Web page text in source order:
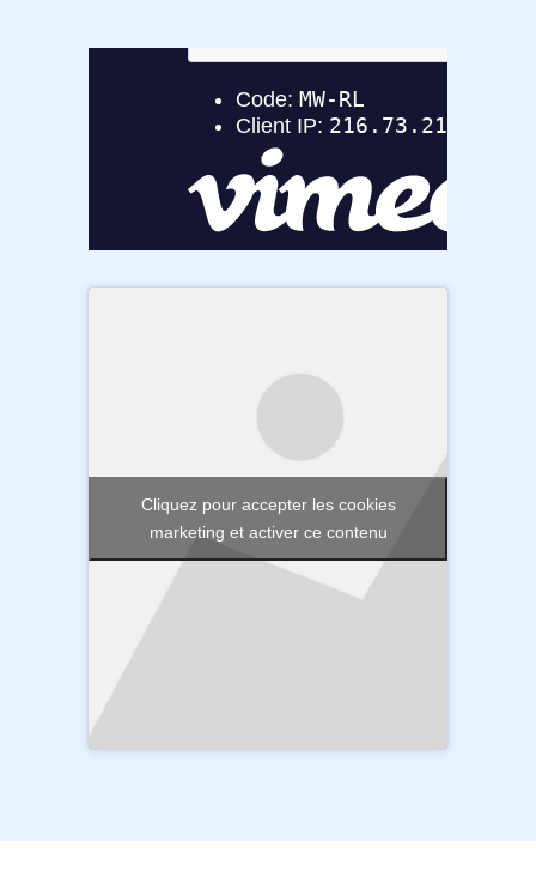
Cliquez pour accepter les cookies
marketing et activer ce contenu